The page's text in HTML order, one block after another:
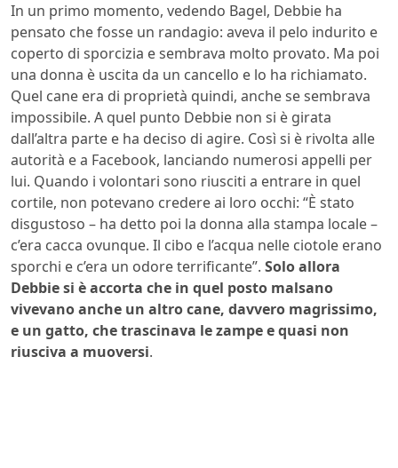
In un primo momento, vedendo Bagel, Debbie ha
pensato che fosse un randagio: aveva il pelo indurito e
coperto di sporcizia e sembrava molto provato. Ma poi
una donna è uscita da un cancello e lo ha richiamato.
Quel cane era di proprietà quindi, anche se sembrava
impossibile. A quel punto Debbie non si è girata
dall’altra parte e ha deciso di agire. Così si è rivolta alle
autorità e a Facebook, lanciando numerosi appelli per
lui. Quando i volontari sono riusciti a entrare in quel
cortile, non potevano credere ai loro occhi: “È stato
disgustoso – ha detto poi la donna alla stampa locale –
c’era cacca ovunque. Il cibo e l’acqua nelle ciotole erano
sporchi e c’era un odore terrificante”. Solo allora
Debbie si è accorta che in quel posto malsano
vivevano anche un altro cane, davvero magrissimo,
e un gatto, che trascinava le zampe e quasi non
riusciva a muoversi.